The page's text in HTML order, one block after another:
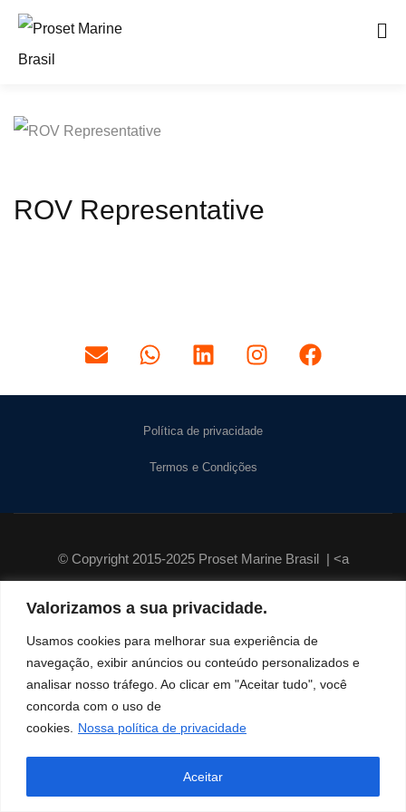
Valorizamos a sua privacidade.
Usamos cookies para melhorar sua experiência de
navegação, exibir anúncios ou conteúdo personalizados e
analisar nosso tráfego. Ao clicar em "Aceitar tudo", você
concorda com o uso de
cookies.
Nossa política de privacidade
Aceitar
ROV Representative
Política de privacidade
Termos e Condições
© Copyright 2015-2025 Proset Marine Brasil | <a
href="https://www.prosetmarine.com/politica-
privacidade/">Política de privacidade</a>